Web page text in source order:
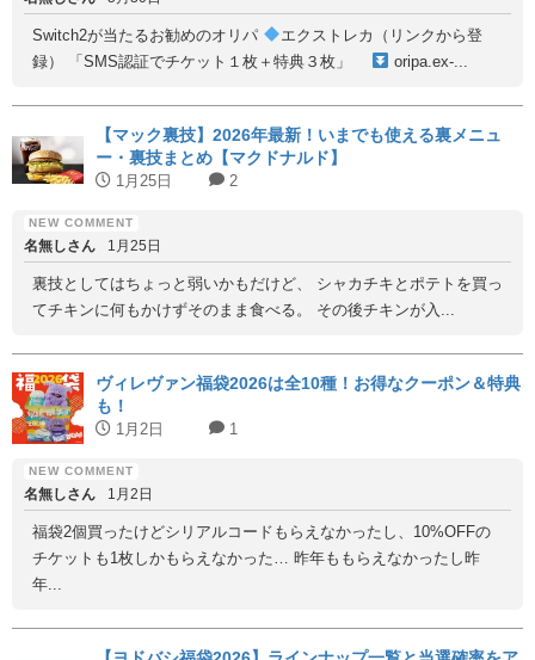
Switch2が当たるお勧めのオリパ
エクストレカ（リンクから登
録） 「SMS認証でチケット１枚＋特典３枚」
oripa.ex-...
【マック裏技】2026年最新！いまでも使える裏メニュ
ー・裏技まとめ【マクドナルド】
1月25日 2
名無しさん 1月25日
裏技としてはちょっと弱いかもだけど、 シャカチキとポテトを買っ
てチキンに何もかけずそのまま食べる。 その後チキンが入...
ヴィレヴァン福袋2026は全10種！お得なクーポン＆特典
も！
1月2日 1
名無しさん 1月2日
福袋2個買ったけどシリアルコードもらえなかったし、10%OFFの
チケットも1枚しかもらえなかった… 昨年ももらえなかったし昨
年...